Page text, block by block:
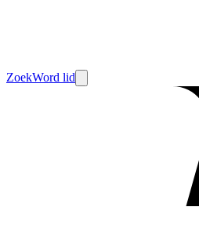
ZoekWord lid